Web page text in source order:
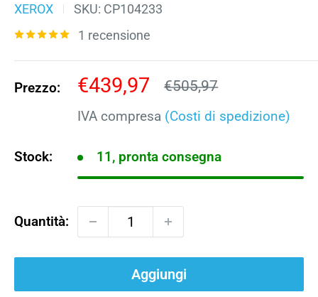
XEROX SKU: CP104233
1 recensione
Prezzo:
Prezzo
scontato
€439,97 Prezzo
€505,97
IVA compresa (Costi di spedizione)
Stock: 11, pronta consegna
Quantità:
Aggiungi